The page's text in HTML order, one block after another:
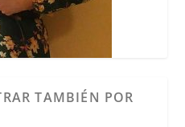
TAMBIÉN POR